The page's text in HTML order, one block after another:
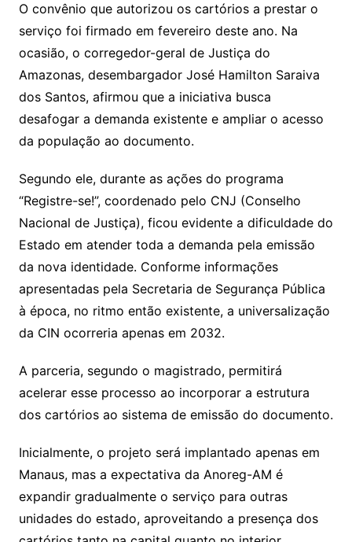
O convênio que autorizou os cartórios a prestar o
serviço foi firmado em fevereiro deste ano. Na
ocasião, o corregedor-geral de Justiça do
Amazonas, desembargador José Hamilton Saraiva
dos Santos, afirmou que a iniciativa busca
desafogar a demanda existente e ampliar o acesso
da população ao documento.
Segundo ele, durante as ações do programa
“Registre-se!”, coordenado pelo CNJ (Conselho
Nacional de Justiça), ficou evidente a dificuldade do
Estado em atender toda a demanda pela emissão
da nova identidade. Conforme informações
apresentadas pela Secretaria de Segurança Pública
à época, no ritmo então existente, a universalização
da CIN ocorreria apenas em 2032.
A parceria, segundo o magistrado, permitirá
acelerar esse processo ao incorporar a estrutura
dos cartórios ao sistema de emissão do documento.
Inicialmente, o projeto será implantado apenas em
Manaus, mas a expectativa da Anoreg-AM é
expandir gradualmente o serviço para outras
unidades do estado, aproveitando a presença dos